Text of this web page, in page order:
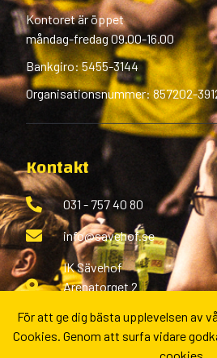
Kontoret är öppet
måndag-fredag 09.00-16.00
Bankgiro: 5455-3144
Organisationsnummer: 857202-
Kontakt
031 - 757 40 80
info@savehof.se
IK Sävehof
Arenatorget 2
Fler kontaktvägar
För att ge dig bästa upplevelsen av
Cookies. Genom att surfa vidare